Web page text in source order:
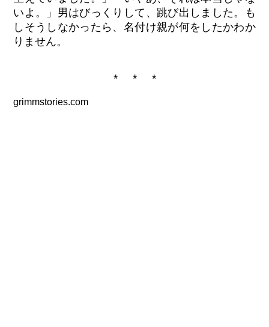
いよ。」男はびっくりして、跳び出しました。も
しそうしなかったら、名付け親が何をしたかわか
りません。
* * *
grimmstories.com